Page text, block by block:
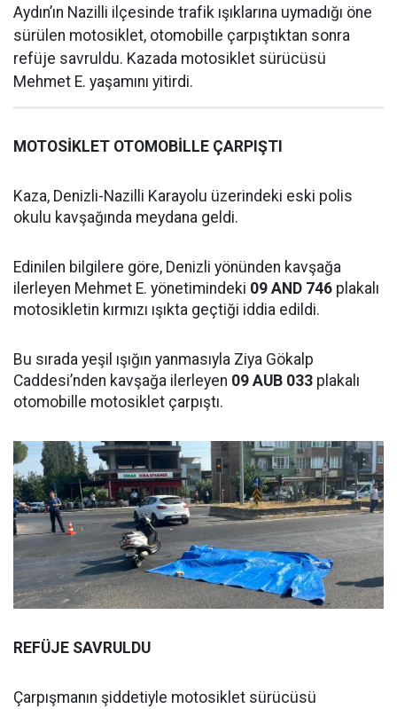
Aydın’ın Nazilli ilçesinde trafik ışıklarına uymadığı öne
sürülen motosiklet, otomobille çarpıştıktan sonra
refüje savruldu. Kazada motosiklet sürücüsü
Mehmet E. yaşamını yitirdi.
MOTOSİKLET OTOMOBİLLE ÇARPIŞTI
Kaza, Denizli-Nazilli Karayolu üzerindeki eski polis
okulu kavşağında meydana geldi.
Edinilen bilgilere göre, Denizli yönünden kavşağa
ilerleyen Mehmet E. yönetimindeki 09 AND 746 plakalı
motosikletin kırmızı ışıkta geçtiği iddia edildi.
Bu sırada yeşil ışığın yanmasıyla Ziya Gökalp
Caddesi’nden kavşağa ilerleyen 09 AUB 033 plakalı
otomobille motosiklet çarpıştı.
REFÜJE SAVRULDU
Çarpışmanın şiddetiyle motosiklet sürücüsü